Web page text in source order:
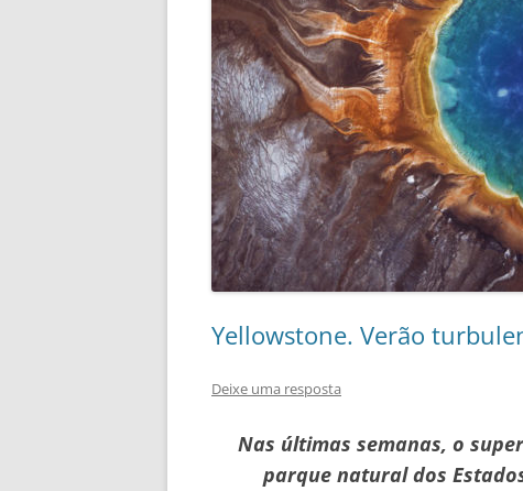
Yellowstone. Verão
Deixe uma resposta
Nas últimas semanas, o
parque natural dos